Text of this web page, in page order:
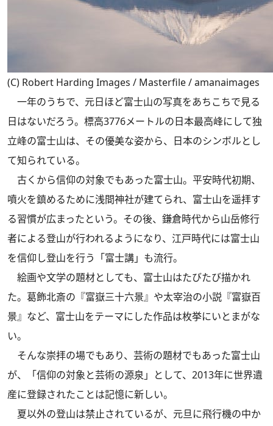
(C) Robert Harding Images / Masterfile / amanaimages
一年のうちで、元日ほど富士山の写真をあちこちで見る
日はないだろう。標高3776メートルの日本最高峰にして独
立峰の富士山は、その優美な姿から、日本のシンボルとし
て知られている。
古くから信仰の対象でもあった富士山。平安時代初期、
噴火を鎮めるために浅間神社が建てられ、富士山を遥拝す
る習慣が広まったという。その後、鎌倉時代から山岳修行
者による登山が行われるようになり、江戸時代には富士山
を信仰し登山を行う「富士講」も流行。
絵画や文学の題材としても、富士山はたびたび描かれ
た。葛飾北斎の『富嶽三十六景』や太宰治の小説『富嶽百
景』など、富士山をテーマにした作品は枚挙にいとまがな
い。
そんな崇拝の場でもあり、芸術の題材でもあった富士山
が、「信仰の対象と芸術の源泉」として、2013年に世界遺
産に登録されたことは記憶に新しい。
夏以外の登山は禁止されているが、元旦に飛行機の中か